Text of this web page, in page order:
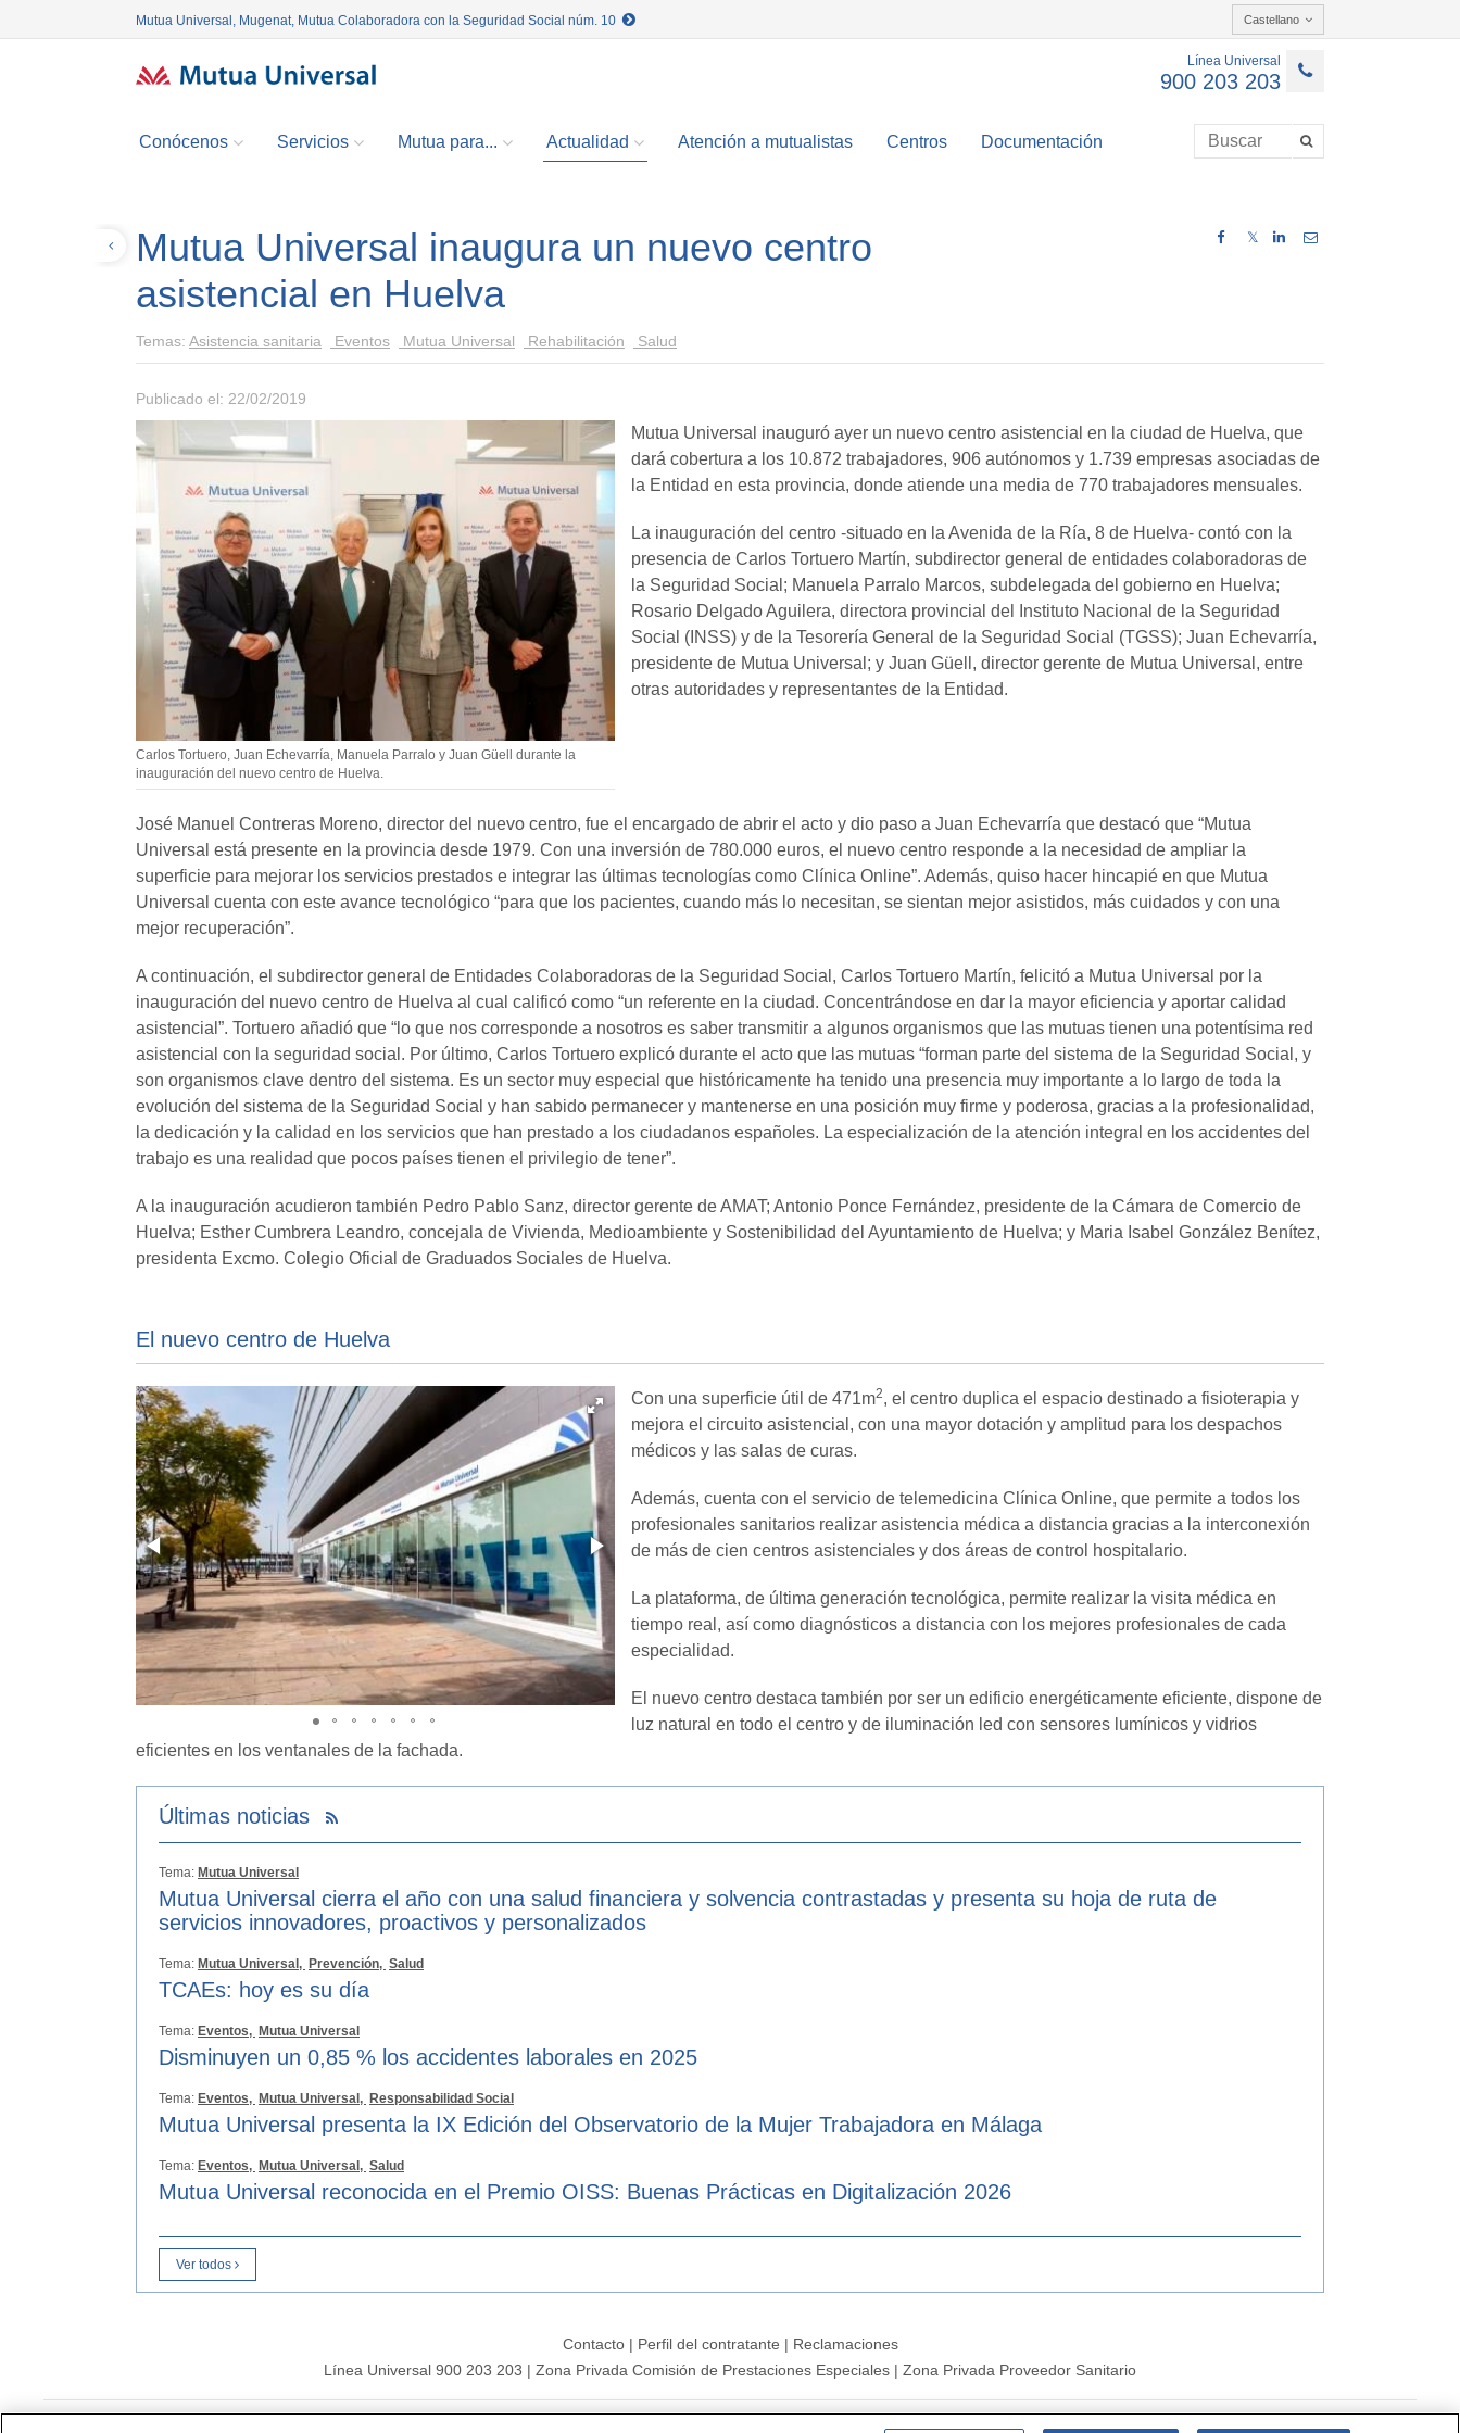
Mutua Universal, Mugenat, Mutua Colaboradora con la Seguridad Social núm. 10 Castellano
Línea Universal
900 203 203
Conócenos Servicios Mutua para... Actualidad Atención a mutualistas Centros Documentación
𝕏
Mutua Universal inaugura un nuevo centro
asistencial en Huelva
Temas: Asistencia sanitaria Eventos Mutua Universal Rehabilitación Salud
Publicado el: 22/02/2019
Carlos Tortuero, Juan Echevarría, Manuela Parralo y Juan Güell durante la
inauguración del nuevo centro de Huelva.
Mutua Universal inauguró ayer un nuevo centro asistencial en la ciudad de Huelva, que
dará cobertura a los 10.872 trabajadores, 906 autónomos y 1.739 empresas asociadas de
la Entidad en esta provincia, donde atiende una media de 770 trabajadores mensuales.
La inauguración del centro -situado en la Avenida de la Ría, 8 de Huelva- contó con la
presencia de Carlos Tortuero Martín, subdirector general de entidades colaboradoras de
la Seguridad Social; Manuela Parralo Marcos, subdelegada del gobierno en Huelva;
Rosario Delgado Aguilera, directora provincial del Instituto Nacional de la Seguridad
Social (INSS) y de la Tesorería General de la Seguridad Social (TGSS); Juan Echevarría,
presidente de Mutua Universal; y Juan Güell, director gerente de Mutua Universal, entre
otras autoridades y representantes de la Entidad.
José Manuel Contreras Moreno, director del nuevo centro, fue el encargado de abrir el acto y dio paso a Juan Echevarría que destacó que “Mutua
Universal está presente en la provincia desde 1979. Con una inversión de 780.000 euros, el nuevo centro responde a la necesidad de ampliar la
superficie para mejorar los servicios prestados e integrar las últimas tecnologías como Clínica Online”. Además, quiso hacer hincapié en que Mutua
Universal cuenta con este avance tecnológico “para que los pacientes, cuando más lo necesitan, se sientan mejor asistidos, más cuidados y con una
mejor recuperación”.
A continuación, el subdirector general de Entidades Colaboradoras de la Seguridad Social, Carlos Tortuero Martín, felicitó a Mutua Universal por la
inauguración del nuevo centro de Huelva al cual calificó como “un referente en la ciudad. Concentrándose en dar la mayor eficiencia y aportar calidad
asistencial”. Tortuero añadió que “lo que nos corresponde a nosotros es saber transmitir a algunos organismos que las mutuas tienen una potentísima red
asistencial con la seguridad social. Por último, Carlos Tortuero explicó durante el acto que las mutuas “forman parte del sistema de la Seguridad Social, y
son organismos clave dentro del sistema. Es un sector muy especial que históricamente ha tenido una presencia muy importante a lo largo de toda la
evolución del sistema de la Seguridad Social y han sabido permanecer y mantenerse en una posición muy firme y poderosa, gracias a la profesionalidad,
la dedicación y la calidad en los servicios que han prestado a los ciudadanos españoles. La especialización de la atención integral en los accidentes del
trabajo es una realidad que pocos países tienen el privilegio de tener”.
A la inauguración acudieron también Pedro Pablo Sanz, director gerente de AMAT; Antonio Ponce Fernández, presidente de la Cámara de Comercio de
Huelva; Esther Cumbrera Leandro, concejala de Vivienda, Medioambiente y Sostenibilidad del Ayuntamiento de Huelva; y Maria Isabel González Benítez,
presidenta Excmo. Colegio Oficial de Graduados Sociales de Huelva.
El nuevo centro de Huelva
Con una superficie útil de 471m2, el centro duplica el espacio destinado a fisioterapia y
mejora el circuito asistencial, con una mayor dotación y amplitud para los despachos
médicos y las salas de curas.
Además, cuenta con el servicio de telemedicina Clínica Online, que permite a todos los
profesionales sanitarios realizar asistencia médica a distancia gracias a la interconexión
de más de cien centros asistenciales y dos áreas de control hospitalario.
La plataforma, de última generación tecnológica, permite realizar la visita médica en
tiempo real, así como diagnósticos a distancia con los mejores profesionales de cada
especialidad.
El nuevo centro destaca también por ser un edificio energéticamente eficiente, dispone de
luz natural en todo el centro y de iluminación led con sensores lumínicos y vidrios
eficientes en los ventanales de la fachada.
Últimas noticias
Tema: Mutua Universal
Mutua Universal cierra el año con una salud financiera y solvencia contrastadas y presenta su hoja de ruta de
servicios innovadores, proactivos y personalizados
Tema: Mutua Universal, Prevención, Salud
TCAEs: hoy es su día
Tema: Eventos, Mutua Universal
Disminuyen un 0,85 % los accidentes laborales en 2025
Tema: Eventos, Mutua Universal, Responsabilidad Social
Mutua Universal presenta la IX Edición del Observatorio de la Mujer Trabajadora en Málaga
Tema: Eventos, Mutua Universal, Salud
Mutua Universal reconocida en el Premio OISS: Buenas Prácticas en Digitalización 2026
Ver todos
Contacto| Perfil del contratante | Reclamaciones
Línea Universal 900 203 203 | Zona Privada Comisión de Prestaciones Especiales | Zona Privada Proveedor Sanitario
Política de Protección de Datos | Politica de cookies